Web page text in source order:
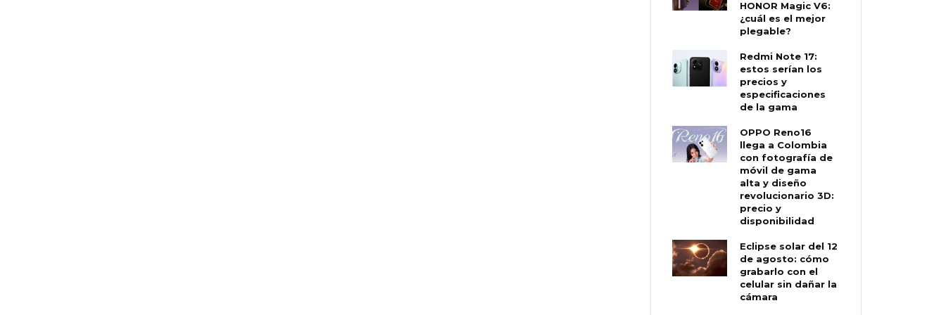
HONOR Magic V6:
¿cuál es el mejor
plegable?
Redmi Note 17:
estos serían los
precios y
especificaciones
de la gama
OPPO Reno16
llega a Colombia
con fotografía de
móvil de gama
alta y diseño
revolucionario 3D:
precio y
disponibilidad
Eclipse solar del 12
de agosto: cómo
grabarlo con el
celular sin dañar la
cámara